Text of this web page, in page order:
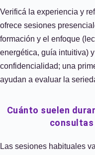
Verificá la experiencia y
ofrece sesiones
formación y el enfoque
energética, guía intuitiva)
confidencialidad; una
ayudan a evaluar la
Cuánto suelen
Las sesiones habituales